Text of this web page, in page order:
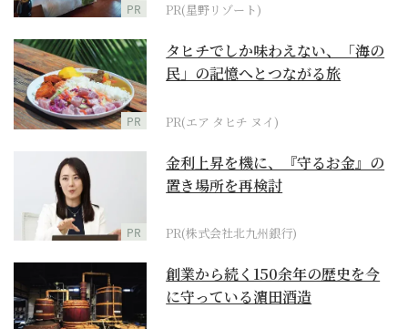
PR PR(星野リゾート)
PR
タヒチでしか味わえない、「海の
民」の記憶へとつながる旅
PR(エア タヒチ ヌイ)
PR
金利上昇を機に、『守るお金』の
置き場所を再検討
PR(株式会社北九州銀行)
創業から続く150余年の歴史を今
に守っている濵田酒造